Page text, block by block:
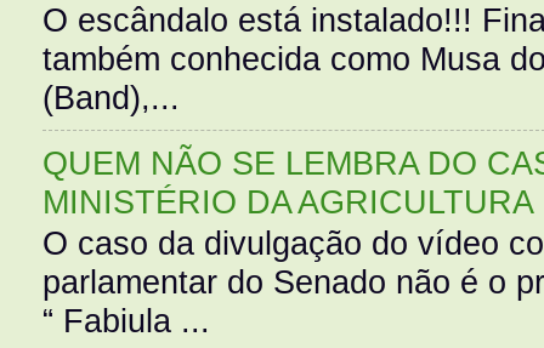
O escândalo está instalado!!!
também conhecida como Musa
(Band),...
QUEM NÃO SE LEMBRA DO
MINISTÉRIO DA AGRICULTURA
O caso da divulgação do vídeo
parlamentar do Senado não é o
“ Fabiula ...